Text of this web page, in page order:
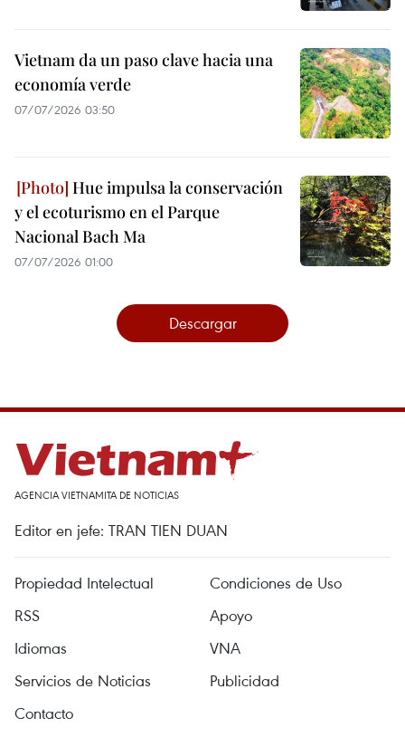
Vietnam da un paso clave hacia una
economía verde
07/07/2026 03:50
Hue impulsa la conservación
y el ecoturismo en el Parque
Nacional Bach Ma
07/07/2026 01:00
Descargar
AGENCIA VIETNAMITA DE NOTICIAS
Editor en jefe: TRAN TIEN DUAN
Propiedad Intelectual
Condiciones de Uso
RSS
Apoyo
Idiomas
VNA
Servicios de Noticias
Publicidad
Contacto